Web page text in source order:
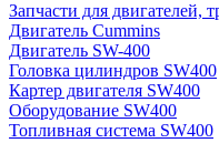
Запчасти для двигателей,
Двигатель Cummins
Двигатель SW-400
Головка цилиндров SW400
Картер двигателя SW400
Оборудование SW400
Топливная система SW400